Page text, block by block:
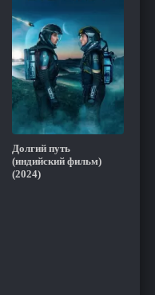
Долгий путь
(индийский фильм)
(2024)